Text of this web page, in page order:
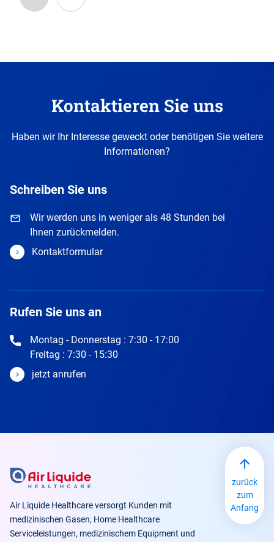
Abschnitt.Kontaktieren Sie uns
Haben wir Ihr Interesse geweckt oder benötigen Sie weitere
Informationen?
Schreiben Sie uns
Wir werden uns in weniger als 48 Stunden bei
Ihnen zurückmelden.
Kontaktformular
Rufen Sie uns an
Montag - Donnerstag : 7:30 - 17:00
Freitag : 7:30 - 15:30
jetzt anrufen
Air Liquide Healthcare versorgt Kunden mit
medizinischen Gasen, Home Healthcare
Serviceleistungen, medizinischem Equipment und
zurück
zum
Anfang